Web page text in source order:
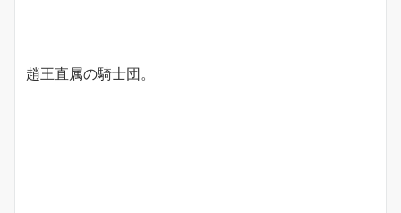
趙王直属の騎士団。